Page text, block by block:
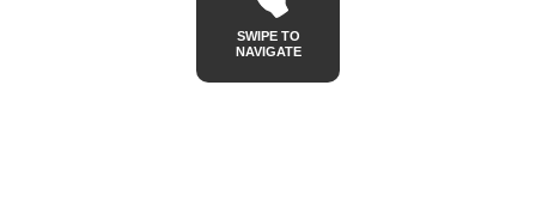
SWIPE TO
NAVIGATE